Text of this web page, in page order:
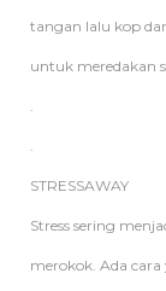
tangan lalu kop
untuk meredakan
.
.
STRESSAWAY
Stress sering
merokok. Ada